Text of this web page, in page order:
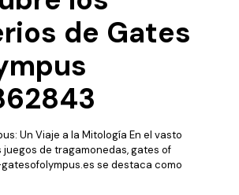
de Gates
Un Viaje a la Mitología En el vasto
juegos de tragamonedas, gates of
se destaca como